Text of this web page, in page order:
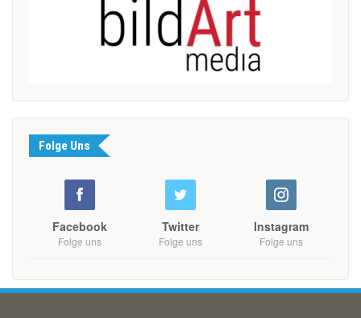
Folge Uns
Facebook
Folge uns
Twitter
Folge uns
Instagram
Folge uns